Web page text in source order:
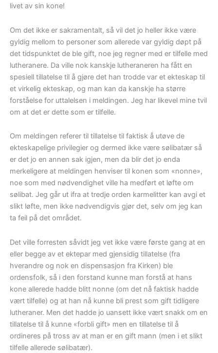
livet av sin kone!
Om det ikke er sakramentalt, så vil det jo heller ikke være
gyldig mellom to personer som allerede var gyldig døpt på
det tidspunktet de ble gift, noe jeg regner med er tilfelle med
lutheranere. Da ville nok kanskje lutheraneren ha fått en
spesiell tillatelse til å gjøre det han trodde var et ekteskap til
et virkelig ekteskap, og man kan da kanskje ha større
forståelse for uttalelsen i meldingen. Jeg har likevel mine tvil
om at det er dette som er tilfelle.
Om meldingen referer til tillatelse til faktisk å utøve de
ekteskapelige privilegier og dermed ikke være sølibatær så
er det jo en annen sak igjen, men da blir det jo enda
merkeligere at meldingen henviser til konen som «nonne»,
noe som med nødvendighet ville ha medført et løfte om
sølibat. Jeg går ut ifra at tredje orden karmelitter kan avgi et
slikt løfte, men ikke nødvendigvis gjør det, selv om jeg kan
ta feil på det området.
Det ville forresten såvidt jeg vet ikke være første gang at en
eller begge av et ektepar med gjensidig tillatelse (fra
hverandre og nok en dispensasjon fra Kirken) ble
ordensfolk, så i den forstand kunne man forstå at hans
kone allerede hadde blitt nonne (om det nå faktisk hadde
vært tilfelle) og at han nå kunne bli prest som gift tidligere
lutheraner. Men det hadde jo uansett ikke vært snakk om en
tillatelse til å kunne «forbli gift» men en tillatelse til å
ordineres på tross av at man er en gift mann (men i et slikt
tilfelle allerede sølibatær).